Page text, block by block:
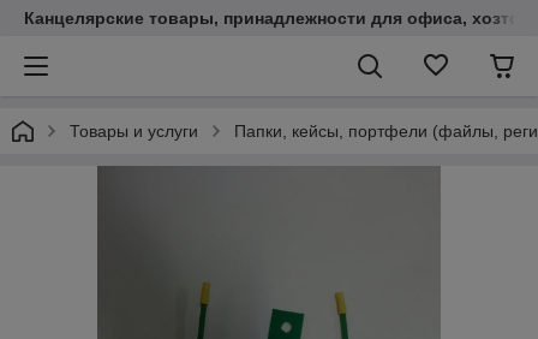
Канцелярские товары, принадлежности для офиса,
Товары и услуги Папки, кейсы, портфели (файлы,